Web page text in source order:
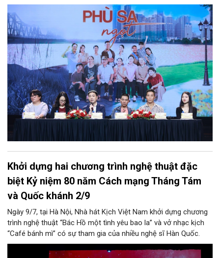
nối quan trọng trong chuỗi dự án phim truyền hình - phim đặc
biệt mà Đài Hà Nội được giao nhiệm vụ sản xuất trong năm
2025, hướng đến mục tiêu nâng cao chất lượng nội dung và
truyền thông chiến lược về sự phát triển của Thủ đô.
Khởi dựng hai chương trình nghệ thuật đặc
biệt Kỷ niệm 80 năm Cách mạng Tháng Tám
và Quốc khánh 2/9
Ngày 9/7, tại Hà Nội, Nhà hát Kịch Việt Nam khởi dựng chương
trình nghệ thuật “Bác Hồ một tình yêu bao la” và vở nhạc kịch
“Café bánh mì” có sự tham gia của nhiều nghệ sĩ Hàn Quốc.